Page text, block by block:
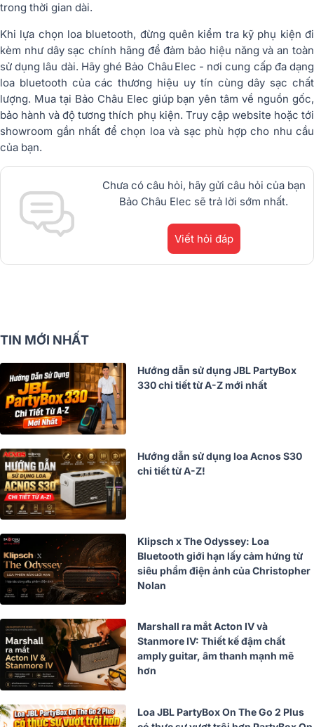
trong thời gian dài.
Khi lựa chọn loa bluetooth, đừng quên kiểm tra kỹ phụ kiện đi
kèm như dây sạc chính hãng để đảm bảo hiệu năng và an toàn
sử dụng lâu dài. Hãy ghé Bảo Châu Elec - nơi cung cấp đa dạng
loa bluetooth của các thương hiệu uy tín cùng dây sạc chất
lượng. Mua tại Bảo Châu Elec giúp bạn yên tâm về nguồn gốc,
bảo hành và độ tương thích phụ kiện. Truy cập website hoặc tới
showroom gần nhất để chọn loa và sạc phù hợp cho nhu cầu
của bạn.
Chưa có câu hỏi, hãy gửi câu hỏi của bạn
Bảo Châu Elec sẽ trả lời sớm nhất.
Viết hỏi đáp
TIN MỚI NHẤT
Hướng dẫn sử dụng JBL PartyBox
330 chi tiết từ A-Z mới nhất
Hướng dẫn sử dụng loa Acnos S30
chi tiết từ A-Z!
Klipsch x The Odyssey: Loa
Bluetooth giới hạn lấy cảm hứng từ
siêu phẩm điện ảnh của Christopher
Nolan
Marshall ra mắt Acton IV và
Stanmore IV: Thiết kế đậm chất
amply guitar, âm thanh mạnh mẽ
hơn
Loa JBL PartyBox On The Go 2 Plus